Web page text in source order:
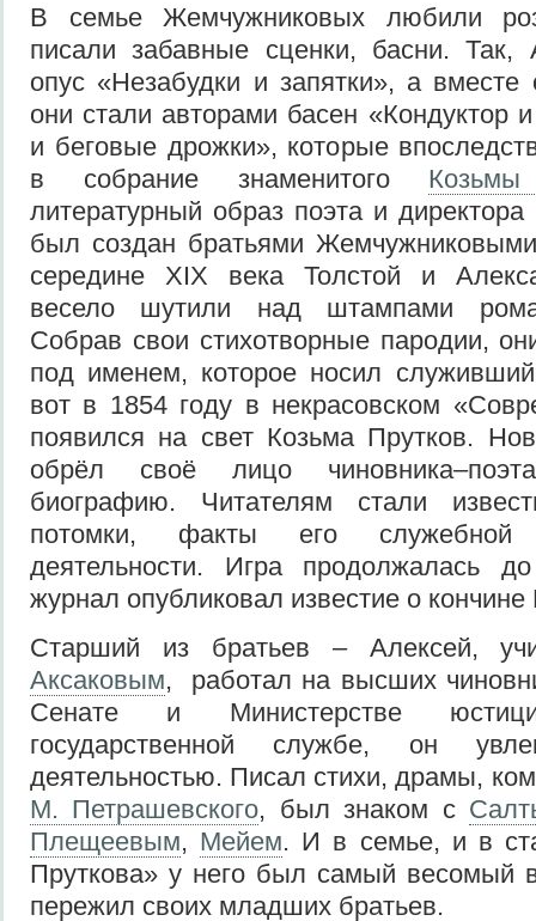
В семье Жемчужниковых любили
писали забавные сценки, басни. Так,
опус «Незабудки и запятки», а
они стали авторами басен «Кондуктор
и беговые дрожки», которые
в собрание знаменитого
литературный образ поэта и
был создан братьями
середине XIX века Толстой и
весело шутили над штампами
Собрав свои стихотворные пародии,
под именем, которое носил
вот в 1854 году в некрасовском
появился на свет Козьма Прутков.
обрёл своё лицо
биографию. Читателям стали
потомки, факты его служебной
деятельности. Игра продолжалась
журнал опубликовал известие о кончине
Старший из братьев – Алексей,
Аксаковым, работал на высших
Сенате и Министерстве
государственной службе, он
деятельностью. Писал стихи, драмы,
М. Петрашевского, был знаком с
Плещеевым, Мейем. И в семье, и в
Пруткова» у него был самый весомый
пережил своих младших братьев.